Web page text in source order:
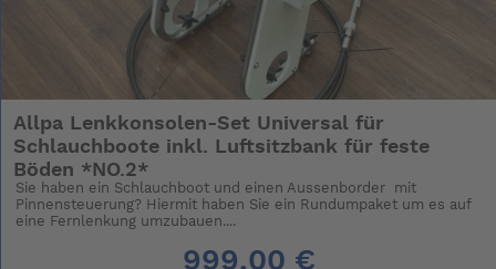
Allpa Lenkkonsolen-Set Universal für
Schlauchboote inkl. Luftsitzbank für feste
Böden *NO.2*
Sie haben ein Schlauchboot und einen Aussenborder mit
Pinnensteuerung? Hiermit haben Sie ein Rundumpaket um es auf
eine Fernlenkung umzubauen....
999,00 €